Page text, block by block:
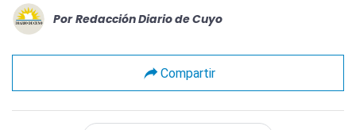
Por Redacción Diario de Cuyo
Compartir